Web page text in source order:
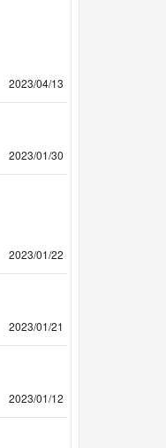
2023/04/13
2023/01/30
2023/01/22
2023/01/21
2023/01/12